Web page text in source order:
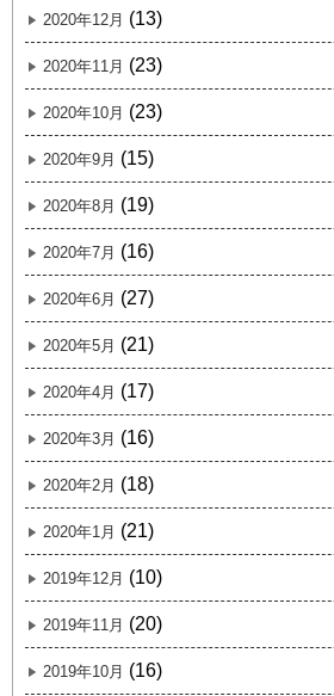
2020年12月 (13)
2020年11月 (23)
2020年10月 (23)
2020年9月 (15)
2020年8月 (19)
2020年7月 (16)
2020年6月 (27)
2020年5月 (21)
2020年4月 (17)
2020年3月 (16)
2020年2月 (18)
2020年1月 (21)
2019年12月 (10)
2019年11月 (20)
2019年10月 (16)